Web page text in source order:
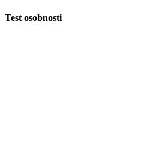
Test osobnosti